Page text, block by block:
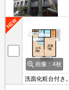
画像：4枚
洗面化粧台付き。